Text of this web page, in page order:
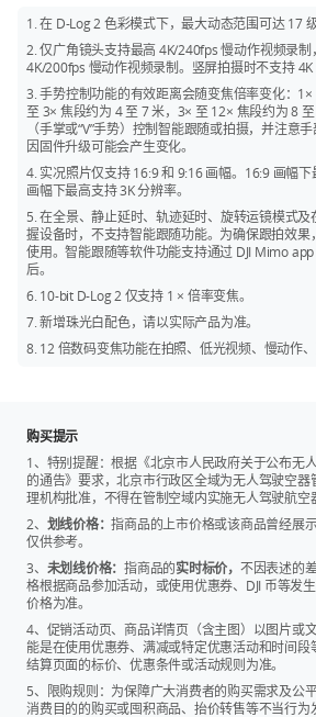
中焦镜头搭载 1/1.28 英寸传感器，等效焦
f/1.8，可实现等效全画幅约 f/6.3 的虚化效
摄人像时背景虚化更加明显且自然，人物主
形更小，拍出的人像更好看、更有质感。
3. 双摄系统配合数码变焦，可以覆盖从广角
段
1×（20mm 广角镜头）：视角宽广，适合
合影，轻松将人物与背景融入画面。
3×（60mm 中焦镜头）：经典人像焦段，
化自然，透视表现优异。
6× 及以上（远景）：无需靠近即可清晰捕
台、街拍及旅行远景拍摄。
4. 变焦能力大幅提升
拍照变焦从 2× 提升至 9×；录像变焦从 4×
其他方面，如触控屏（2.0 英寸，分辨率
尼特）、麦克风（3 个）、电池容量（
（18 分钟充至 80%，32 分钟充至 100%[4]
等，均与 Osmo Pocket 4 保持一致。
1. 在 D-Log 2 色彩模式下，最大动态范围可
2. 10-bit D-Log 2 仅支持 1× 倍率变焦。
3. 指截至本产品发布时，Osmo Pocket 4P
消费级相机中具有最优的动态范围表现。
4. 在实验室条件下使用 DJI 65W 便携充电
购买。
右上角电量图标：点击查看相机与遥控器的
右下角翻转图标：点击切换云台相机的前
左下角相机图标：点击切换不同的拍摄模式
左上角信息：显示当前剩余可录制时长或可
击）
1. 在 D-Log 2 色彩模式下，最大动态范围可达 17 级
2. 仅广角镜头支持最高 4K/240fps 慢动作视频录
4K/200fps 慢动作视频录制。竖屏拍摄时不支持 4K
3. 手势控制功能的有效距离会随变焦倍率变化：
至 3× 焦段约为 4 至 7 米，3× 至 12× 焦段约为 8
（手掌或“V”手势）控制智能跟随或拍摄，并注意
因固件升级可能会产生变化。
4. 实况照片仅支持 16:9 和 9:16 画幅。16:9 画幅
画幅下最高支持 3K 分辨率。
5. 在全景、静止延时、轨迹延时、旋转运镜模式及
握设备时，不支持智能跟随功能。为确保跟拍效
使用。智能跟随等软件功能支持通过 DJI Mimo
后。
6. 10-bit D-Log 2 仅支持 1 × 倍率变焦。
7. 新增珠光白配色，请以实际产品为准。
8. 12 倍数码变焦功能在拍照、低光视频、慢动作
购买提示
1、特别提醒：根据《北京市人民政府关于公布无
的通告》要求，北京市行政区全域为无人驾驶空
理机构批准，不得在管制空域内实施无人驾驶航空
2、 划线价格：指商品的上市价格或该商品曾经展
仅供参考。
3、 未划线价格：指商品的实时标价， 不因表述的
格根据商品参加活动，或使用优惠券、DJI 币等发
价格为准。
4、促销活动页、商品详情页（含主图）以图片或
能是在使用优惠券、满减或特定优惠活动和时间
结算页面的标价、优惠条件或活动规则为准。
5、限购规则：为保障广大消费者的购买需求及公
消费目的的购买或囤积商品、抬价转售等不当行